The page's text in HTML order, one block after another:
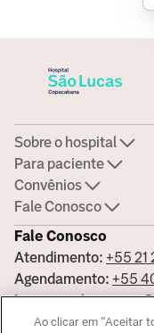
Fale Conosco
Atendimento: +55
Agendamento: +55
Imprensa:
Certificações
Sobre o hospital
Para paciente
Convênios
Fale Conosco
Ao clicar em "Aceitar